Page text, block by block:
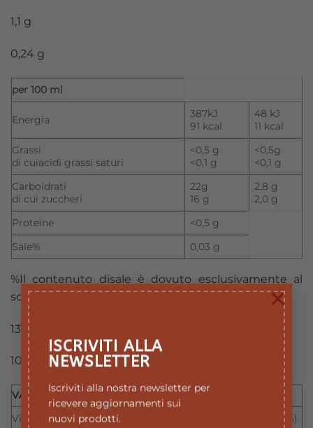
ISCRIVITI ALLA
NEWSLETTER
Iscriviti alla nostra newsletter per
ricevere aggiornamenti sui
nuovi prodotti.
×
1,1 g
0,24 g
per 100 ml
Energia
387kJ
91 kcal
48 kJ
11 kcal
Grassi
di cuiacidi grassi saturi
<0,5 g
<0,1 g
<0,5g
<0,1 g
Carboidrati
di cui zuccheri
22g
16 g
2,8 g
2,0 g
Proteine
<0,5 g
Sale%
0,03 g
%Il contenuto disale è dovuto esclusivamente al
sodio naturalmente presente.
136 mg
100 mg
VALORI MEDI PER 12,5 ML
Vitamina C (daacerola)
12 mg (15% VNR%)